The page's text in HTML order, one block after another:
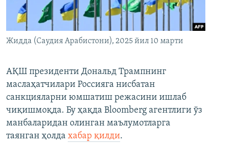
Жидда (Саудия Арабистони), 2025 йил 10 марти
АҚШ президенти Дональд Трампнинг
маслаҳатчилари Россияга нисбатан
санкцияларни юмшатиш режасини ишлаб
чиқишмоқда. Бу ҳақда Bloomberg агентлиги ўз
манбаларидан олинган маълумотларга
таянган ҳолда хабар қилди.